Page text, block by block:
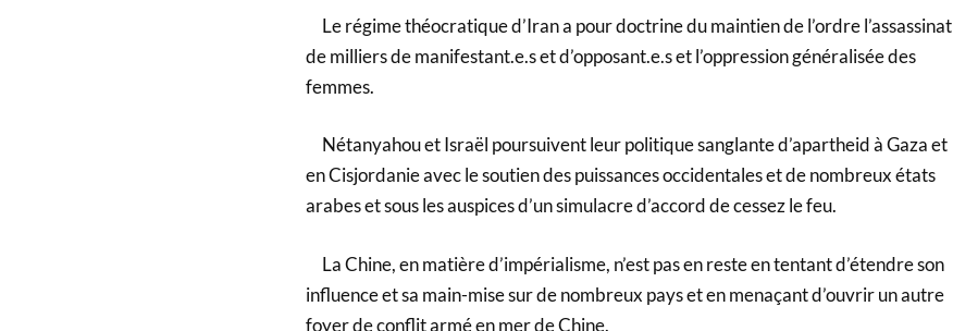
Le régime théocratique d’Iran a pour doctrine du maintien de l’ordre l’assassinat
de milliers de manifestant.e.s et d’opposant.e.s et l’oppression généralisée des
femmes.
Nétanyahou et Israël poursuivent leur politique sanglante d’apartheid à Gaza et
en Cisjordanie avec le soutien des puissances occidentales et de nombreux états
arabes et sous les auspices d’un simulacre d’accord de cessez le feu.
La Chine, en matière d’impérialisme, n’est pas en reste en tentant d’étendre son
influence et sa main-mise sur de nombreux pays et en menaçant d’ouvrir un autre
foyer de conflit armé en mer de Chine.